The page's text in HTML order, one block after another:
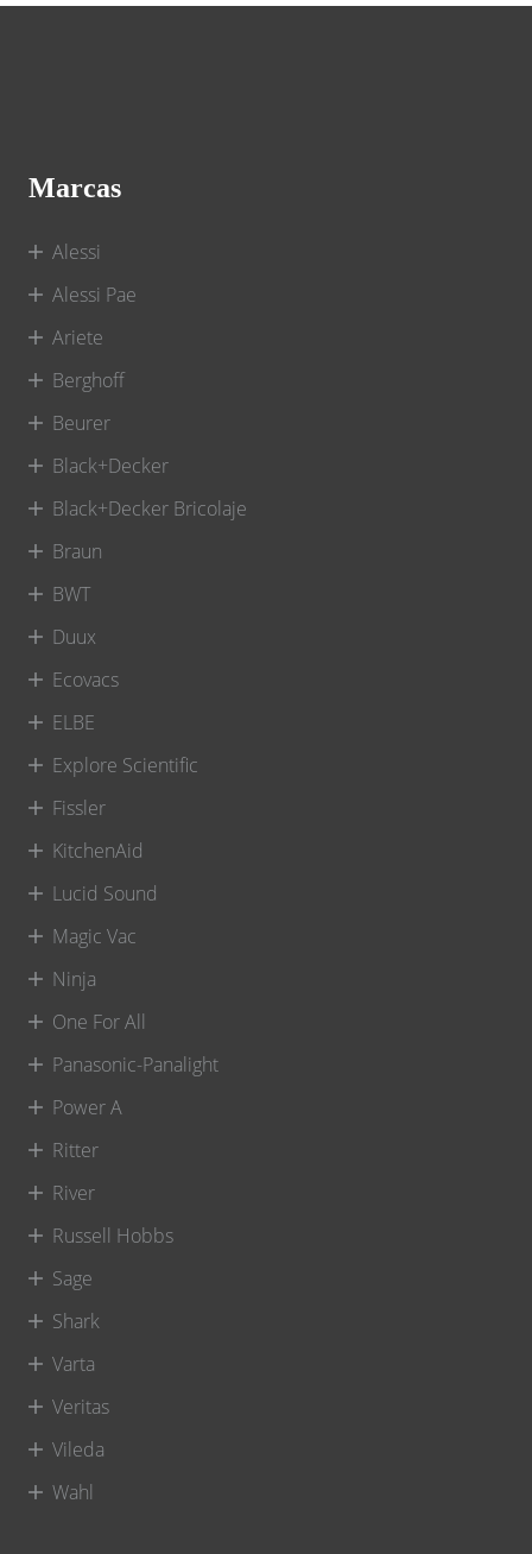
Marcas
Alessi
Alessi Pae
Ariete
Berghoff
Beurer
Black+Decker
Black+Decker Bricolaje
Braun
BWT
Duux
Ecovacs
ELBE
Explore Scientific
Fissler
KitchenAid
Lucid Sound
Magic Vac
Ninja
One For All
Panasonic-Panalight
Power A
Ritter
River
Russell Hobbs
Sage
Shark
Varta
Veritas
Vileda
Wahl